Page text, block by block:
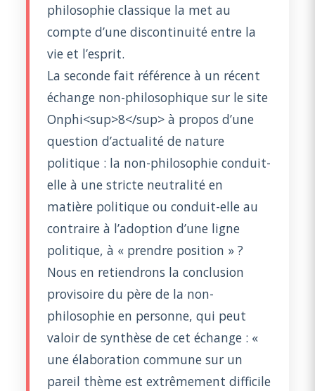
philosophie classique la met au
compte d’une discontinuité entre la
vie et l’esprit.
La seconde fait référence à un récent
échange non-philosophique sur le site
Onphi<sup>8</sup> à propos d’une
question d’actualité de nature
politique : la non-philosophie conduit-
elle à une stricte neutralité en
matière politique ou conduit-elle au
contraire à l’adoption d’une ligne
politique, à « prendre position » ?
Nous en retiendrons la conclusion
provisoire du père de la non-
philosophie en personne, qui peut
valoir de synthèse de cet échange : «
une élaboration commune sur un
pareil thème est extrêmement difficile